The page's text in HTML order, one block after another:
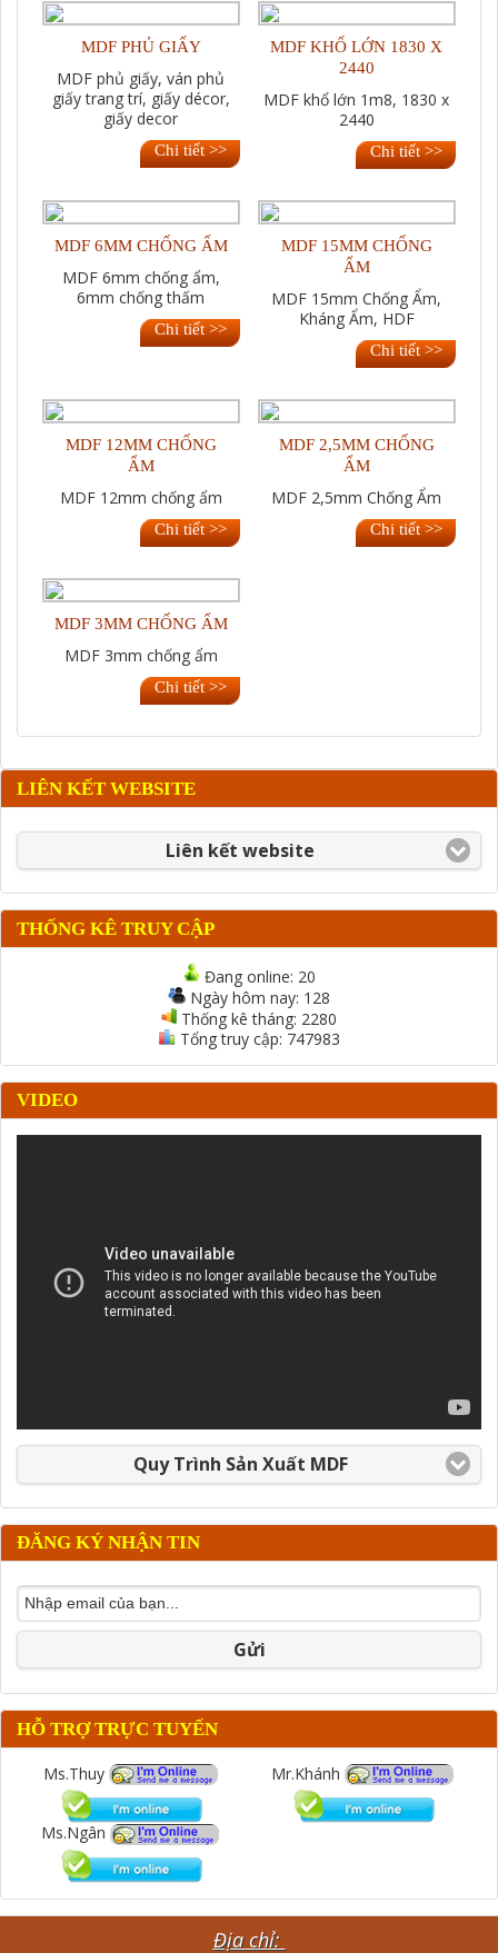
MDF PHỦ GIẤY
MDF phủ giấy, ván phủ
giấy trang trí, giấy décor,
giấy decor
Chi tiết >>
MDF KHỔ LỚN 1830 X
2440
MDF khổ lớn 1m8, 1830 x
2440
Chi tiết >>
MDF 6MM CHỐNG ẨM
MDF 6mm chống ẩm,
6mm chống thấm
Chi tiết >>
MDF 15MM CHỐNG
ẨM
MDF 15mm Chống Ẩm,
Kháng Ẩm, HDF
Chi tiết >>
MDF 12MM CHỐNG
ẨM
MDF 12mm chống ẩm
Chi tiết >>
MDF 2,5MM CHỐNG
ẨM
MDF 2,5mm Chống Ẩm
Chi tiết >>
MDF 3MM CHỐNG ẨM
MDF 3mm chống ẩm
Chi tiết >>
LIÊN KẾT WEBSITE
Liên kết website
THỐNG KÊ TRUY CẬP
Đang online: 20
Ngày hôm nay: 128
Thống kê tháng: 2280
Tổng truy cập: 747983
VIDEO
Quy Trình Sản Xuất MDF
ĐĂNG KÝ NHẬN TIN
Gửi
HỖ TRỢ TRỰC TUYẾN
Ms.Thuy Mr.Khánh
Ms.Ngân
Địa chỉ: